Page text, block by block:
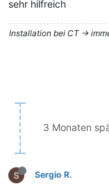
sehr hilfreich
Installation bei CT ->
3 Monaten
Sergio R.